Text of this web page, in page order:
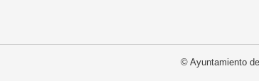
© Ayuntamiento